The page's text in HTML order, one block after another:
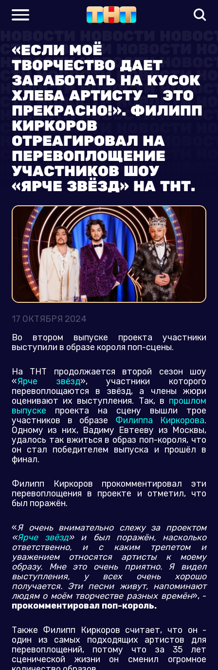
«ЕСЛИ МОЁ
ТВОРЧЕСТВО ДАЕТ
ЗАРАБОТАТЬ НА КУСОК
ХЛЕБА АРТИСТУ – ЭТО
ПРЕКРАСНО!». ФИЛИПП
КИРКОРОВ
ОТРЕАГИРОВАЛ НА
ПЕРЕВОПЛОЩЕНИЕ
УЧАСТНИКОВ ШОУ
«ЯРЧЕ ЗВЁЗД» НА ТНТ.
17 ОКТЯБРЯ 2024
Во втором выпуске проекта участники
выступили в образе короля поп-сцены.
На ТНТ продолжается второй сезон шоу
«Ярче звёзд», участники которого
перевоплощаются в звёзд, а члены жюри
оценивают их выступления. Так, в прошлом
выпуске проекта на сцену вышли трое
участников в образе Филиппа Киркорова.
Одному из них, Вадиму Евтееву из Москвы,
удалось так вжиться в образ поп-короля, что
он стал победителем выпуска и прошёл в
финал.
Филипп Киркоров прокомментировал эти
перевоплощения в проекте и отметил, что
был поражён.
«Я очень внимательно слежу за проектом
«Ярче звёзд» и был поражён, насколько
ответственно, и с каким трепетом и
уважением относятся артисты к моему
образу. Мне это очень приятно. Я видел
выступления, у всех очень хорошо
получается. Эти песни живут, напоминают
людям о моём творчестве разных времён», -
прокомментировал поп-король.
Также Филипп Киркоров считает, что он -
один из самых подходящих артистов для
перевоплощений, потому что за 35 лет
сценической жизни он сменил огромное